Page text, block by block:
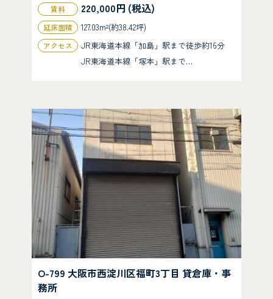
賃料 220,000円 (税込)
延床面積 127.03m²(約38.42坪)
アクセス
JR東海道本線「加島」駅まで徒歩約16分
JR東海道本線「塚本」駅まで…
O-799 大阪市西淀川区福町3丁目 貸倉庫・事
務所